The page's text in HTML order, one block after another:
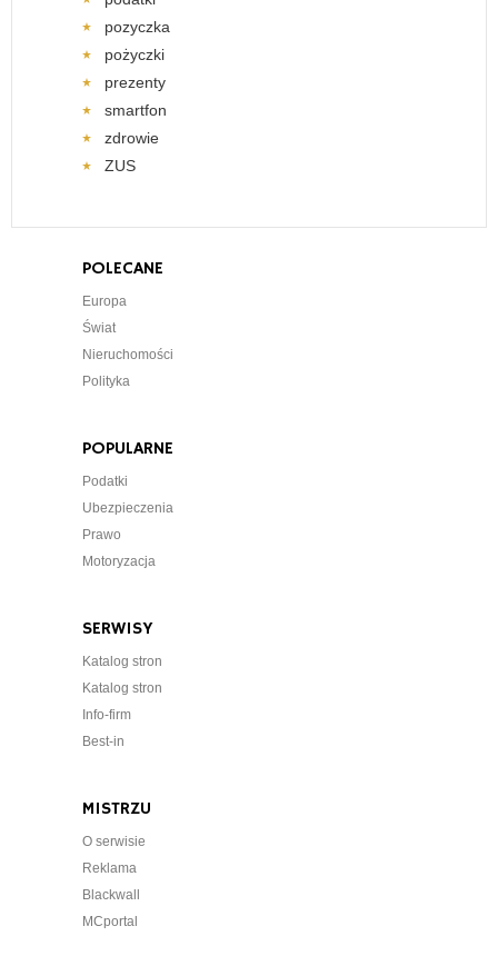
pozyczka
pożyczki
prezenty
smartfon
zdrowie
ZUS
POLECANE
Europa
Świat
Nieruchomości
Polityka
POPULARNE
Podatki
Ubezpieczenia
Prawo
Motoryzacja
SERWISY
Katalog stron
Katalog stron
Info-firm
Best-in
MISTRZU
O serwisie
Reklama
Blackwall
MCportal